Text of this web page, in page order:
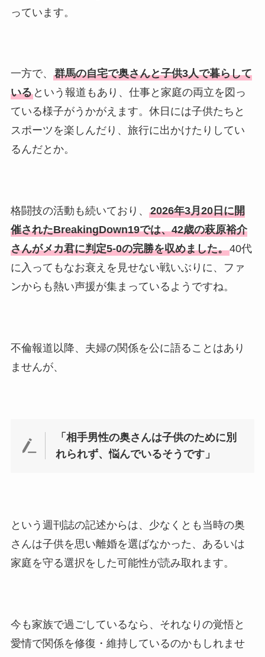
真が美人！息子や夫妻の最新
大川橋蔵の奥さん・真理子は
離婚もまとめた！
っています。
一方で、 群馬の自宅で奥さんと子供3人で暮らして
いるという報道もあり、仕事と家庭の両立を図っ
ている様子がうかがえます。休日には子供たちと
スポーツを楽しんだり、旅行に出かけたりしてい
るんだとか。
格闘技の活動も続いており、 2026年3月20日に開
催されたBreakingDown19では、42歳の萩原裕介
さんがメカ君に判定5-0の完勝を収めました。40代
に入ってもなお衰えを見せない戦いぶりに、ファ
ンからも熱い声援が集まっているようですね。
不倫報道以降、夫婦の関係を公に語ることはあり
ませんが、
「相手男性の奥さんは子供のために別
れられず、悩んでいるそうです」
という週刊誌の記述からは、少なくとも当時の奥
さんは子供を思い離婚を選ばなかった、あるいは
家庭を守る選択をした可能性が読み取れます。
今も家族で過ごしているなら、それなりの覚悟と
愛情で関係を修復・維持しているのかもしれませ